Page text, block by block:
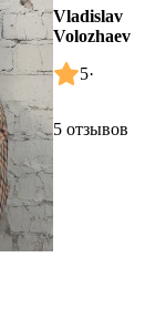
Vladislav
Volozhaev
5·
5 отзывов